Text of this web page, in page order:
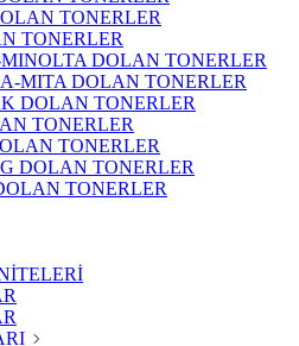
TONERLER
TONERLER
DOLAN TONERLER
MITA DOLAN TONERLER
DOLAN TONERLER
TONERLER
TONERLER
DOLAN TONERLER
TONERLER